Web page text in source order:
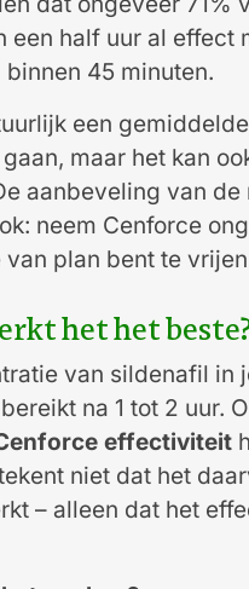
een half uur al effect
45 minuten.
een
maar het kan
aanbeveling van de
neem Cenforce
van plan bent te
het het
van sildenafil in
na 1 tot 2 uur.
effectiviteit
niet dat het
– alleen dat het